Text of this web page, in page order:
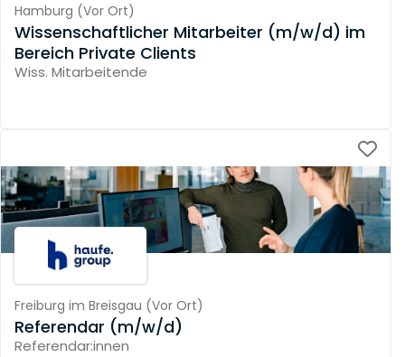
Hamburg (Vor Ort)
Wissenschaftlicher Mitarbeiter (m/w/d) im
Bereich Private Clients
Wiss. Mitarbeitende
Freiburg im Breisgau (Vor Ort)
Referendar (m/w/d)
Referendar:innen